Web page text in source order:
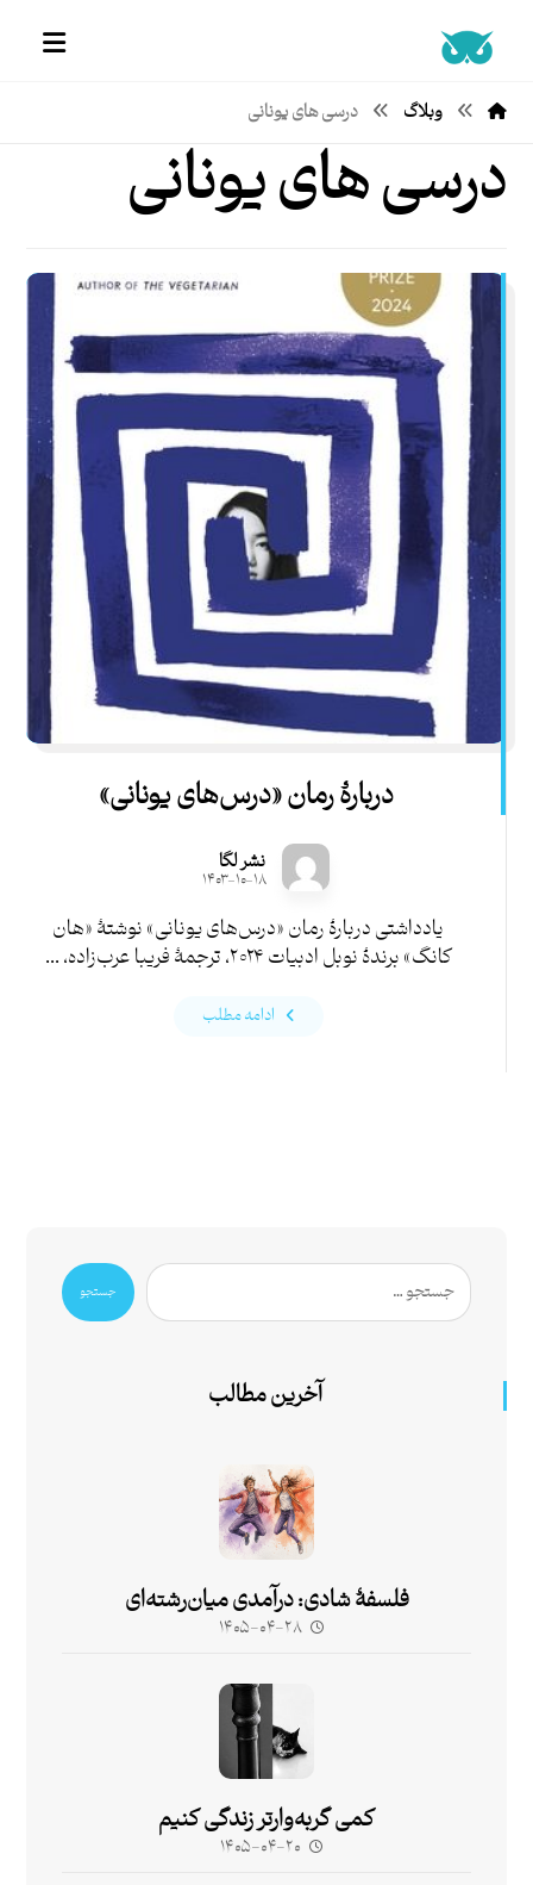
وبلاگ درسی های یونانی
درسی های یونانی
دربارۀ رمان «درس‌های یونانی»
نشر لگا
۱۴۰۳-۱۰-۱۸
یادداشتی دربارۀ رمان «درس‌های یونانی» نوشتۀ «هان
کانگ» برندۀ نوبل ادبیات ۲۰۲۴، ترجمۀ فریبا عرب‌زاده، ...
ادامه مطلب
جستجو
آخرین مطالب
فلسفۀ شادی: درآمدی میان‌رشته‌ای
۱۴۰۵-۰۴-۲۸
کمی گربه‌وارتر زندگی کنیم
۱۴۰۵-۰۴-۲۰